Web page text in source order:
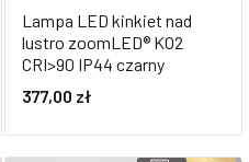
Lampa LED kinkiet nad
lustro zoomLED® KO2
CRI>90 IP44 czarny
377,00 zł